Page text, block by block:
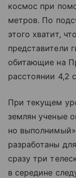
космос при
метров. По
этого хватит,
представители
обитающие на
расстоянии 4,2
При текущем
землян ученые
но
разработаны
сразу три
в середине